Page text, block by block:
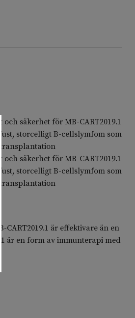
säkerhet för MB-CART2019.1
storcelligt B-cellslymfom som
säkerhet för MB-CART2019.1
storcelligt B-cellslymfom som
CART2019.1 är effektivare än en
är en form av immunterapi med